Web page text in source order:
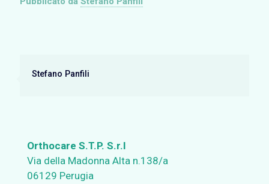
Stefano Panfili
Orthocare S.T.P. S.r.l
Via della Madonna Alta n.138/a
06129 Perugia